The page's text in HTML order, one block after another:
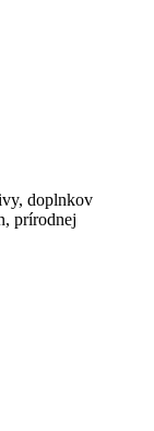
doplnkov
prírodnej